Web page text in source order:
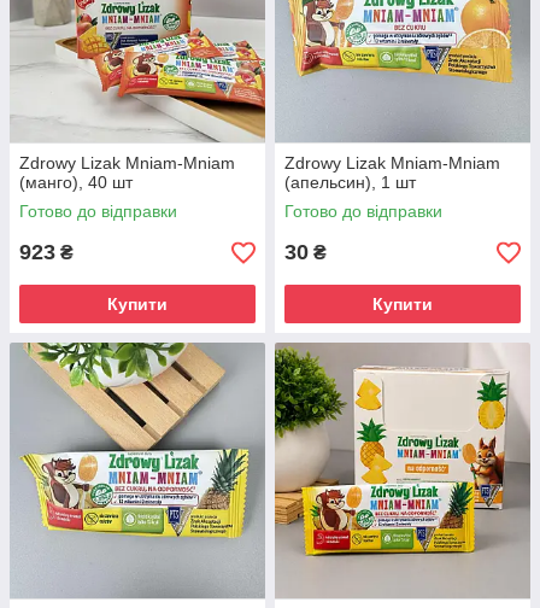
Zdrowy Lizak Mniam-Mniam
(манго), 40 шт
Готово до відправки
923 ₴
Купити
Zdrowy Lizak Mniam-Mniam
(апельсин), 1 шт
Готово до відправки
30 ₴
Купити